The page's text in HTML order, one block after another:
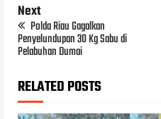
Next
Polda Riau Gagalkan
Penyelundupan 30 Kg Sabu di
Pelabuhan Dumai
RELATED POSTS